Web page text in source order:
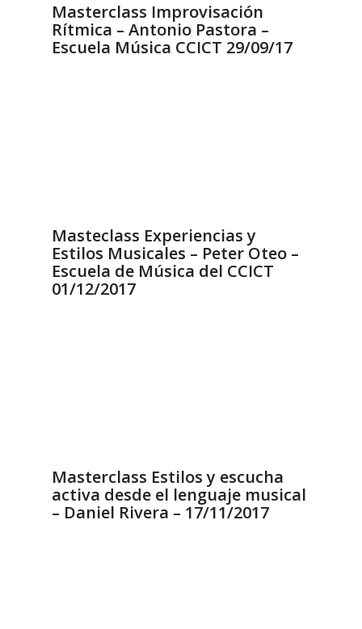
Masterclass Improvisación
Rítmica – Antonio Pastora –
Escuela Música CCICT 29/09/17
Masteclass Experiencias y
Estilos Musicales – Peter Oteo –
Escuela de Música del CCICT
01/12/2017
Masterclass Estilos y escucha
activa desde el lenguaje musical
– Daniel Rivera – 17/11/2017